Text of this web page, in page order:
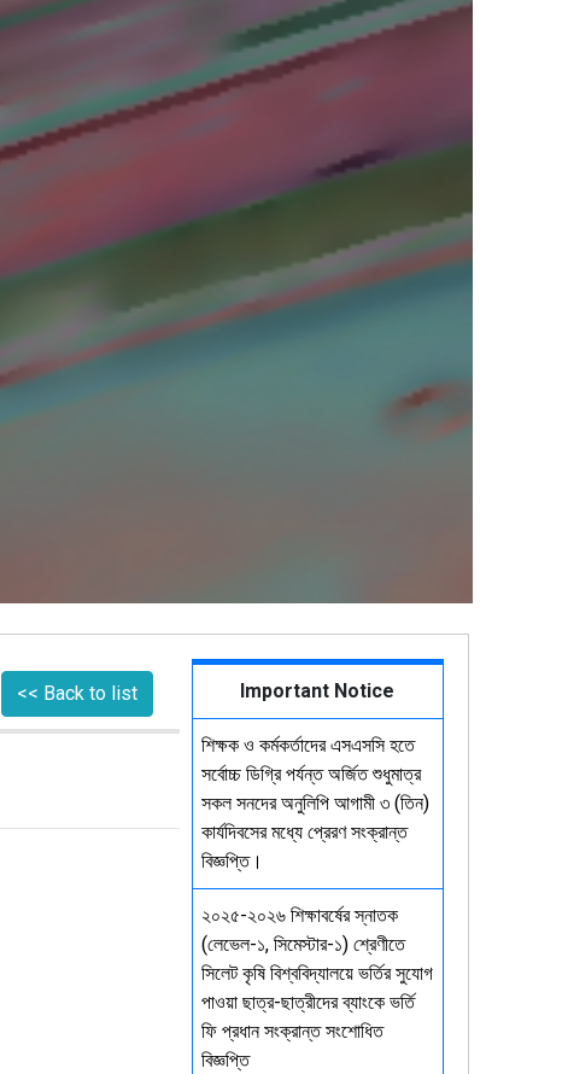
<< Back to list Important Notice
শিক্ষক ও কর্মকর্তাদের এসএসসি হতে
সর্বোচ্চ ডিগ্রি পর্যন্ত অর্জিত শুধুমাত্র
সকল সনদের অনুলিপি আগামী ৩ (তিন)
কার্যদিবসের মধ্যে প্রেরণ সংক্রান্ত
বিজ্ঞপ্তি।
২০২৫-২০২৬ শিক্ষাবর্ষের স্নাতক
(লেভেল-১, সিমেস্টার-১) শ্রেণীতে
সিলেট কৃষি বিশ্ববিদ্যালয়ে ভর্তির সুযোগ
পাওয়া ছাত্র-ছাত্রীদের ব্যাংকে ভর্তি
ফি প্রধান সংক্রান্ত সংশোধিত
বিজ্ঞপ্তি